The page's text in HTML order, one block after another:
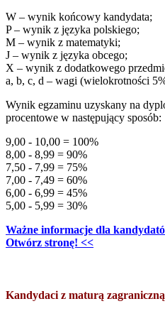
W – wynik końcowy kandydata;
P – wynik z języka polskiego;
M – wynik z matematyki;
J – wynik z języka obcego;
X – wynik z dodatkowego
a, b, c, d – wagi (wielokrotności
Wynik egzaminu uzyskany na
procentowe w następujący sposób:
9,00 - 10,00 = 100%
8,00 - 8,99 = 90%
7,50 - 7,99 = 75%
7,00 - 7,49 = 60%
6,00 - 6,99 = 45%
5,00 - 5,99 = 30%
Ważne informacje dla
Otwórz stronę! <<
Kandydaci z maturą zagraniczną